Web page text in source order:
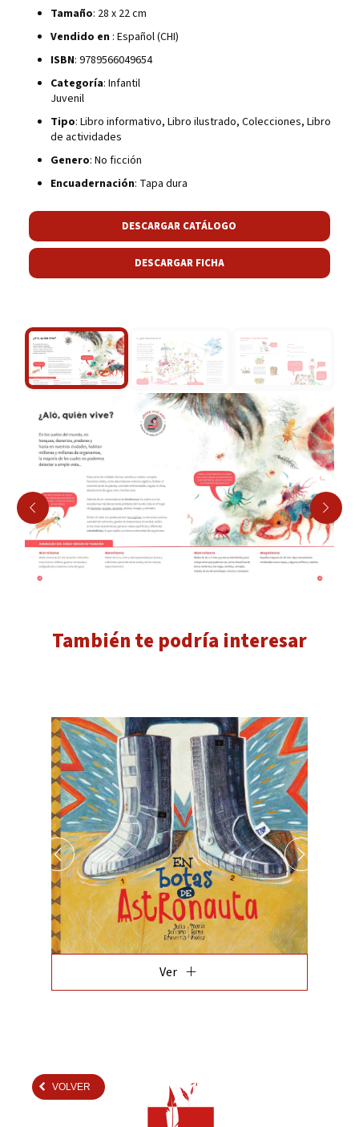
Tamaño: 28 x 22 cm
Vendido en : Español (CHI)
ISBN: 9789566049654
Categoría: Infantil
Juvenil
Tipo: Libro informativo, Libro ilustrado, Colecciones, Libro
de actividades
Genero: No ficción
Encuadernación: Tapa dura
DESCARGAR CATÁLOGO
DESCARGAR FICHA
También te podría interesar
Ver add
VOLVER